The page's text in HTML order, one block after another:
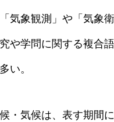
気象観測」や「気象
や学問に関する複合
い。
・気候は、表す期間